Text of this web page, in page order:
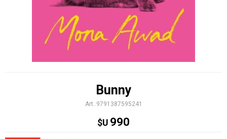
Bunny
9791387595241
$U 990